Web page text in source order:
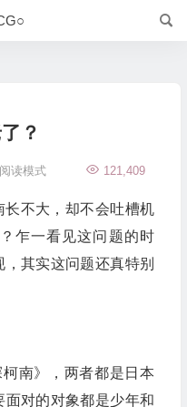
？
121,409
阅读模式
长不大，却不会吐槽机
乍一看见这问题的时
其实这问题还真特别
柯南》，两者都是日本
对的对象都是少年和